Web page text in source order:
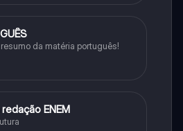
da matéria português!
ENEM